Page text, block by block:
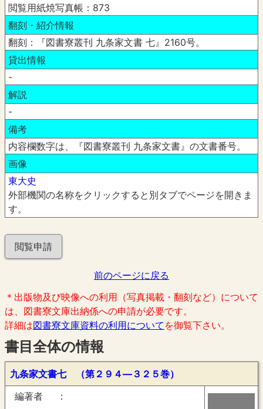
閲覧用紙焼写真帳：873
翻刻・紹介情報
翻刻：『図書寮叢刊 九条家文書 七』2160号。
貸出情報
-
解説
-
備考
内容欄数字は、『図書寮叢刊 九条家文書』の文書番号。
画像
東大史
外部機関の名称をクリックすると別タブでページを開きま
す。
閲覧申請
前のページに戻る
＊出版物及び映像への利用（写真掲載・翻刻など）について
は、図書寮文庫出納係への申請が必要です。
詳細は図書寮文庫資料の利用について を御覧下さい。
書目全体の情報
九条家文書七 （第２９４―３２５巻）
編著者